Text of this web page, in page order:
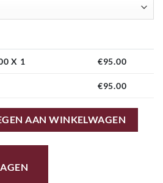
X 1 €95.00
€95.00
Groen/Geel aantal
AAN WINKELWAGEN